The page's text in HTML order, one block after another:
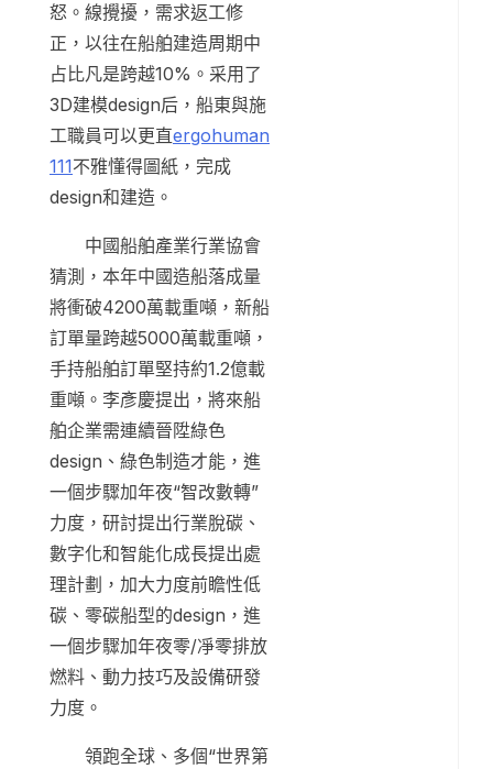
怒。線攪擾，需求返工修
正，以往在船舶建造周期中
占比凡是跨越10%。采用了
3D建模design后，船東與施
工職員可以更直ergohuman
111不雅懂得圖紙，完成
design和建造。
中國船舶產業行業協會
猜測，本年中國造船落成量
將衝破4200萬載重噸，新船
訂單量跨越5000萬載重噸，
手持船舶訂單堅持約1.2億載
重噸。李彥慶提出，將來船
舶企業需連續晉陞綠色
design、綠色制造才能，進
一個步驟加年夜“智改數轉”
力度，研討提出行業脫碳、
數字化和智能化成長提出處
理計劃，加大力度前瞻性低
碳、零碳船型的design，進
一個步驟加年夜零/凈零排放
燃料、動力技巧及設備研發
力度。
領跑全球、多個“世界第